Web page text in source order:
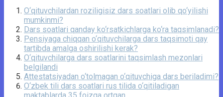
O‘qituvchilardan roziligisiz dars soatlari olib qo‘yilishi
mumkinmi?
Dars soatlari qanday ko‘rsatkichlarga ko‘ra taqsimlanadi?
Pensiyaga chiqqan o‘qituvchilarga dars taqsimoti qay
tartibda amalga oshirilishi kerak?
O‘qituvchilarga dars soatlarini taqsimlash mezonlari
belgilandi
Attestatsiyadan o‘tolmagan o‘qituvchiga dars beriladimi?
O‘zbek tili dars soatlari rus tilida o‘qitiladigan